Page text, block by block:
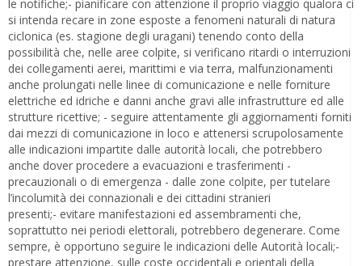
le notifiche;- pianificare con attenzione il proprio viaggio qualora ci
si intenda recare in zone esposte a fenomeni naturali di natura
ciclonica (es. stagione degli uragani) tenendo conto della
possibilità che, nelle aree colpite, si verificano ritardi o interruzioni
dei collegamenti aerei, marittimi e via terra, malfunzionamenti
anche prolungati nelle linee di comunicazione e nelle forniture
elettriche ed idriche e danni anche gravi alle infrastrutture ed alle
strutture ricettive; - seguire attentamente gli aggiornamenti forniti
dai mezzi di comunicazione in loco e attenersi scrupolosamente
alle indicazioni impartite dalle autorità locali, che potrebbero
anche dover procedere a evacuazioni e trasferimenti -
precauzionali o di emergenza - dalle zone colpite, per tutelare
l’incolumità dei connazionali e dei cittadini stranieri
presenti;- evitare manifestazioni ed assembramenti che,
soprattutto nei periodi elettorali, potrebbero degenerare. Come
sempre, è opportuno seguire le indicazioni delle Autorità locali;-
prestare attenzione, sulle coste occidentali e orientali della